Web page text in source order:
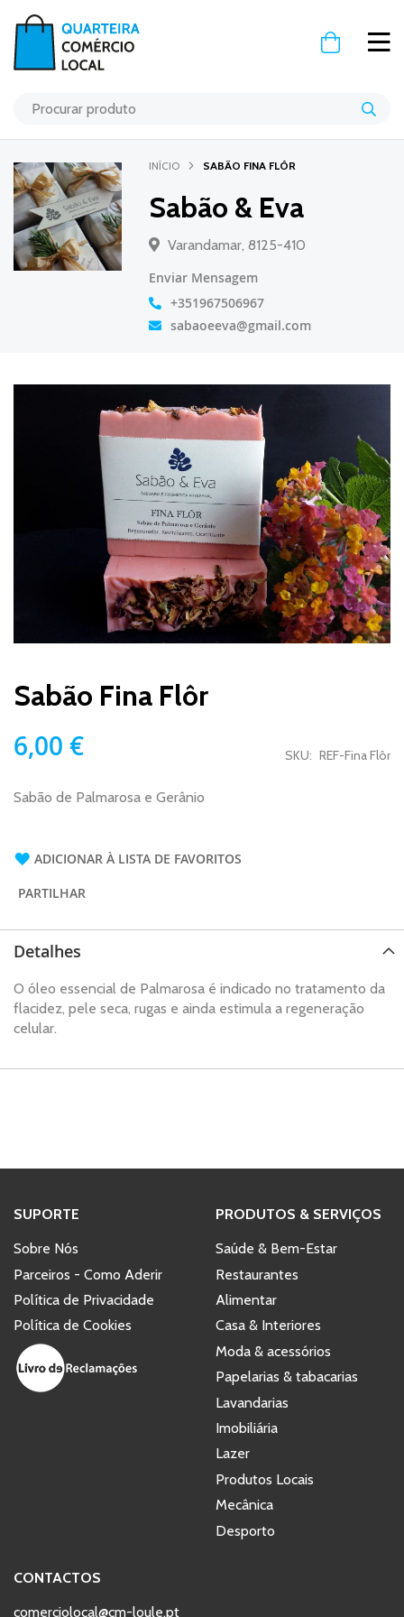
O Meu
INÍCIO SABÃO FINA FLÔR
Sabão & Eva
Varandamar, 8125-410
Enviar Mensagem
+351967506967
sabaoeeva@gmail.com
Sabão Fina Flôr
6,00 € SKU REF-Fina Flôr
Sabão de Palmarosa e Gerânio
ADICIONAR À LISTA DE FAVORITOS
PARTILHAR
o
início
Galeria
de
Detalhes
O óleo essencial de Palmarosa é indicado no tratamento da
flacidez, pele seca, rugas e ainda estimula a regeneração
celular.
SUPORTE
Sobre Nós
Parceiros - Como Aderir
Política de Privacidade
Política de Cookies
PRODUTOS & SERVIÇOS
Saúde & Bem-Estar
Restaurantes
Alimentar
Casa & Interiores
Moda & acessórios
Papelarias & tabacarias
Lavandarias
Imobiliária
Lazer
Produtos Locais
Mecânica
Desporto
CONTACTOS
comerciolocal@cm-loule.pt